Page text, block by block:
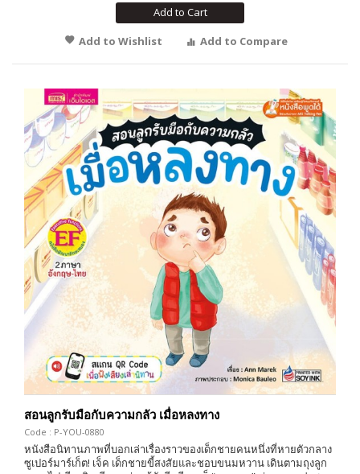
Add to Cart
Add to Wishlist
Add to Compare
สอนลูกรับมือกับความกลัว เมื่อหลงทาง
Code : P-YOU-0880
หนังสือนิทานภาพที่บอกเล่าเรื่องราวของเด็กชายคนหนึ่งที่หายตัวกลาง
ซูเปอร์มาร์เก็ต! เจ็ค เด็กชายขี้สงสัยและชอบขนมหวาน เดินตามถุงลูก